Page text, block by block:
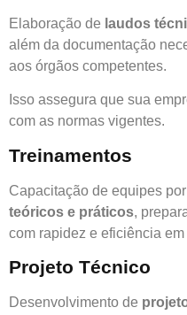
Elaboração de laudos
além da documentação
aos órgãos competentes.
Isso assegura que sua
com as normas vigentes.
Treinamentos
Capacitação de equipes
teóricos e práticos,
com rapidez e eficiência
Projeto Técnico
Desenvolvimento de